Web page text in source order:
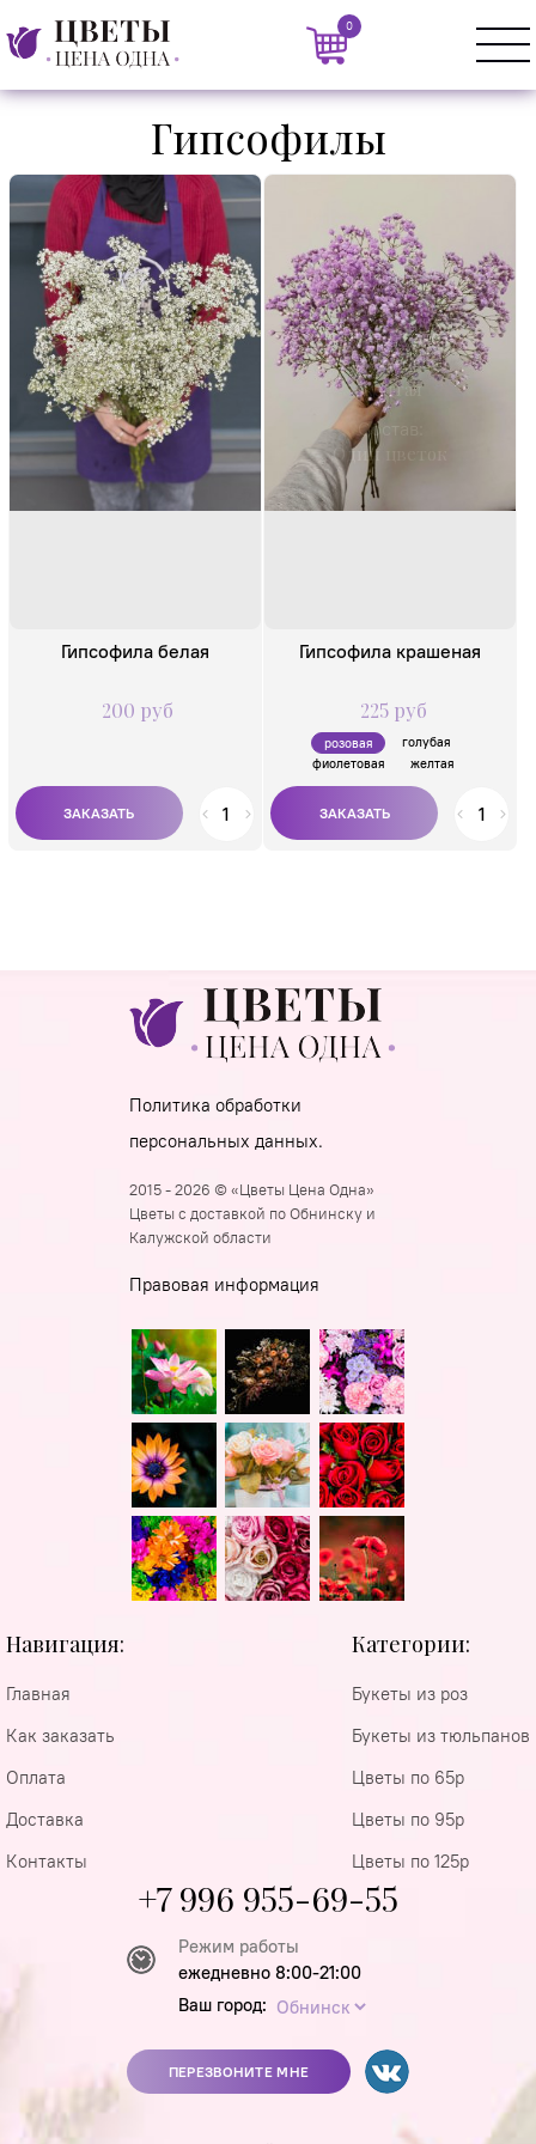
0
Гипсофилы
Гипсофила белая
200 руб
Розовая, голубая,
фиолетовая,
желтая
Состав:
Один цветок
Гипсофила крашеная
225 руб
розовая
голубая
фиолетовая
желтая
Политика обработки
персональных данных.
2015 - 2026 © «Цветы Цена Одна»
Цветы с доставкой по Обнинску и
Калужской области
Правовая информация
Навигация:
Главная
Как заказать
Оплата
Доставка
Контакты
Категории:
Букеты из роз
Букеты из тюльпанов
Цветы по 65р
Цветы по 95р
Цветы по 125р
+7 996 955-69-55
Режим работы
ежедневно 8:00-21:00
Ваш город:
ПЕРЕЗВОНИТЕ МНЕ